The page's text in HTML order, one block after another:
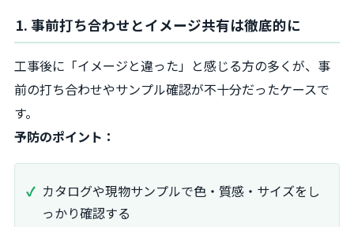
1. 事前打ち合わせとイメージ共有は徹底的に
工事後に「イメージと違った」と感じる方の多くが、事
前の打ち合わせやサンプル確認が不十分だったケースで
す。
予防のポイント：
カタログや現物サンプルで色・質感・サイズをし
っかり確認する